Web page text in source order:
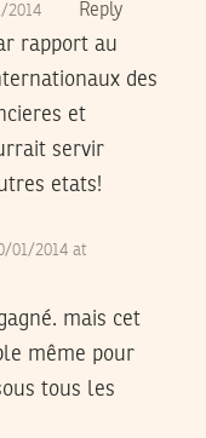
2014 Reply
rapport au
des
et
servir
etats!
01/2014 at
mais cet
même pour
tous les